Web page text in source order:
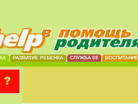
РАЗВИТИЕ РЕБЕНКА СЛУЖБА 09 ВОСПИТАНИЕ